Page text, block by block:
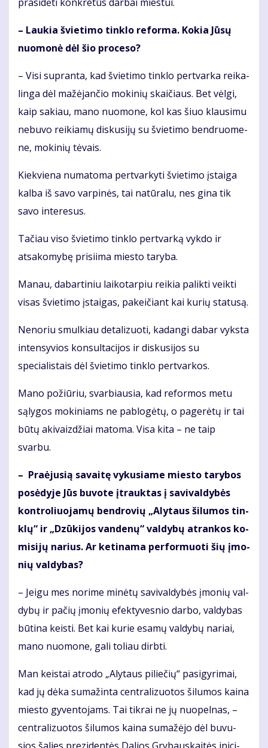
– Lau­kia švie­ti­mo tin­klo re­for­ma. Ko­kia Jū­sų
nuo­mo­nė dėl šio pro­ce­so?
– Vi­si su­pran­ta, kad švie­ti­mo tin­klo per­tvar­ka rei­ka­
lin­ga dėl ma­žė­jan­čio mo­ki­nių skai­čiaus. Bet vėl­gi,
kaip sa­kiau, mano nuomone, kol kas šiuo klau­si­mu
nebuvo reikiamų dis­ku­si­jų su švie­ti­mo ben­druo­me­
ne, mo­ki­nių tė­vais.
Kiek­vie­na nu­ma­to­ma per­tvar­ky­ti švie­ti­mo įstai­ga
kal­ba iš sa­vo var­pi­nės, tai natūralu, nes gina tik
savo interesus.
Tačiau viso švietimo tinklo pertvarką vykdo ir
atsakomybę prisiima miesto taryba.
Manau, dabartiniu laikotarpiu reikia palikti veikti
visas švietimo įstaigas, pakeičiant kai kurių statusą.
Nenoriu smulkiau detalizuoti, kadangi dabar vyksta
intensyvios konsultacijos ir diskusijos su
specialistais dėl švietimo tinklo pertvarkos.
Mano požiūriu, svarbiausia, kad reformos metu
sąlygos mokiniams ne pablogėtų, o pagerėtų ir tai
būtų akivaizdžiai matoma. Visa kita – ne taip
svarbu.
– Pra­ėju­sią sa­vai­tę vy­ku­sia­me mies­to ta­ry­bos
po­sė­dy­je Jūs bu­vo­te įtrauk­tas į sa­vi­val­dy­bės
kon­tro­liuo­ja­mų ben­dro­vių „Aly­taus ši­lu­mos tin­
klų“ ir „Dzū­ki­jos van­de­nų“ val­dy­bų at­ran­kos ko­
mi­si­jų na­rius. Ar ke­ti­na­ma per­for­muo­ti šių įmo­
nių val­dy­bas?
– Jei­gu mes no­ri­me mi­nė­tų sa­vi­val­dy­bės įmo­nių val­
dy­bų ir pačių įmonių efek­ty­ves­nio dar­bo, val­dybas
būtina keis­ti. Bet kai kurie esamų valdybų nariai,
mano nuomone, gali toliau dirbti.
Man keis­tai at­ro­do „Aly­taus pi­lie­čių“ pa­si­gy­ri­mai,
kad jų dė­ka su­ma­žin­ta cen­tra­li­zuo­tos ši­lu­mos kai­na
mies­to gy­ven­to­jams. Tai tik­rai ne jų nuo­pel­nas, –
cen­tra­li­zuo­tos ši­lu­mos kai­na su­ma­žė­jo dėl bu­vu­